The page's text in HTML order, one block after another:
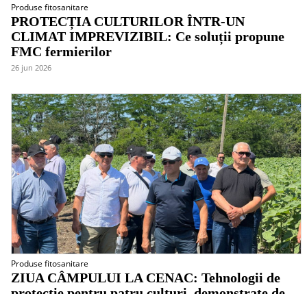
Produse fitosanitare
PROTECȚIA CULTURILOR ÎNTR-UN
CLIMAT IMPREVIZIBIL: Ce soluții propune
FMC fermierilor
26 jun 2026
Produse fitosanitare
ZIUA CÂMPULUI LA CENAC: Tehnologii de